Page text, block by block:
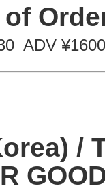
of
ADV
/